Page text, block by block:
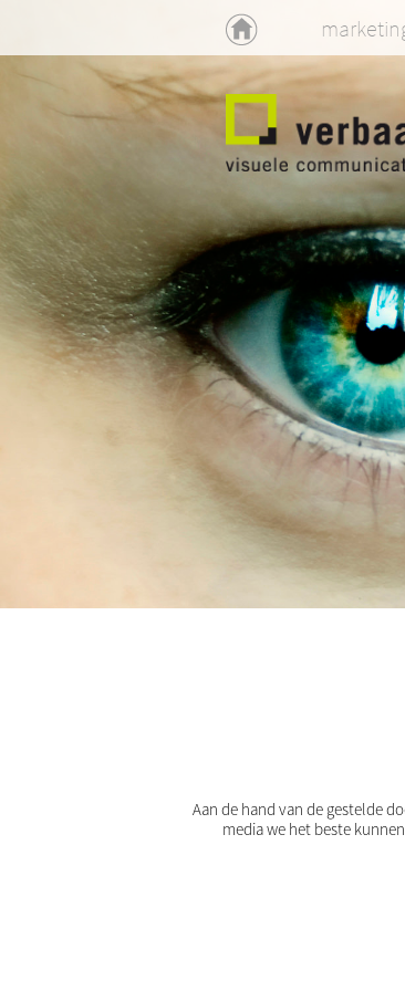
home
Aan de hand van de gestelde
media we het beste